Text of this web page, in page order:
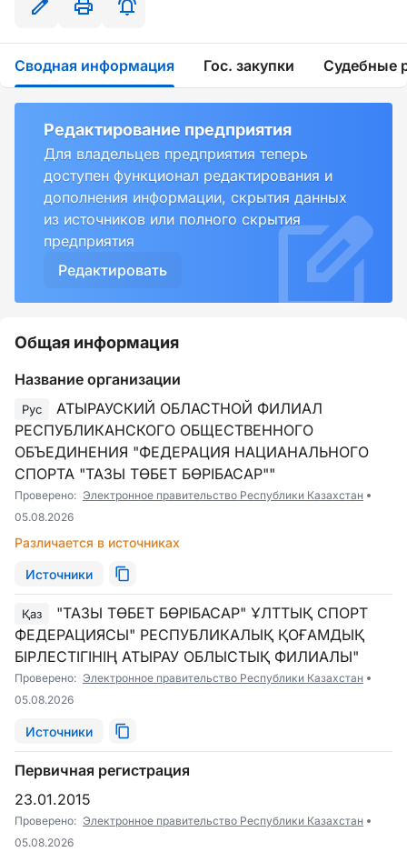
Сводная информация Гос. закупки Судебные
Редактирование предприятия
Для владельцев предприятия теперь
доступен функционал редактирования и
дополнения информации, скрытия данных
из источников или полного скрытия
предприятия
Редактировать
Общая информация
Название организации
Рус
АТЫРАУСКИЙ ОБЛАСТНОЙ ФИЛИАЛ
РЕСПУБЛИКАНСКОГО ОБЩЕСТВЕННОГО
ОБЪЕДИНЕНИЯ "ФЕДЕРАЦИЯ НАЦИАНАЛЬНОГО
СПОРТА "ТАЗЫ ТӨБЕТ БӨРІБАСАР""
Проверено: Электронное правительство Республики Казахстан
05.08.2026
Различается в источниках
Источники
Қаз
"ТАЗЫ ТӨБЕТ БӨРІБАСАР" ҰЛТТЫҚ СПОРТ
ФЕДЕРАЦИЯСЫ" РЕСПУБЛИКАЛЫҚ ҚОҒАМДЫҚ
БІРЛЕСТІГІНІҢ АТЫРАУ ОБЛЫСТЫҚ ФИЛИАЛЫ"
Проверено: Электронное правительство Республики Казахстан
05.08.2026
Источники
Первичная регистрация
23.01.2015
Проверено: Электронное правительство Республики Казахстан
05.08.2026